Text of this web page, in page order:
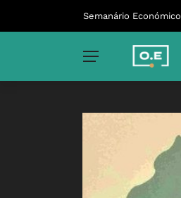
Semanário Económico